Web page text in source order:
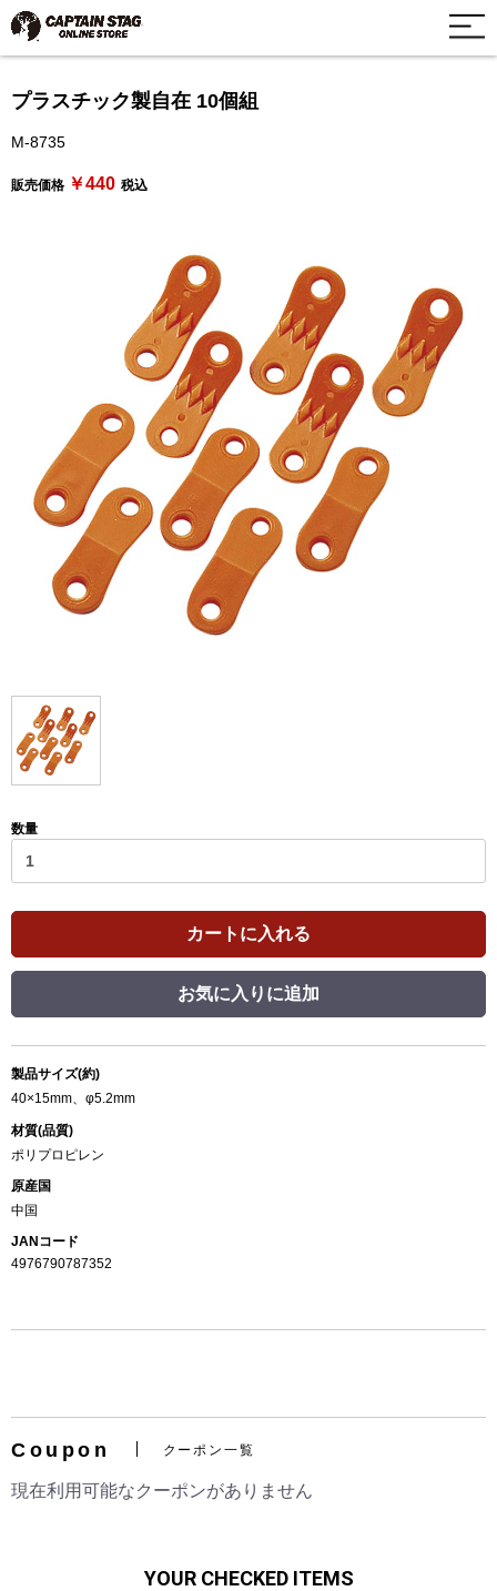
プラスチック製自在 10個組
M-8735
販売価格 ￥440 税込
数量
カートに入れる
お気に入りに追加
製品サイズ(約)
40×15mm、φ5.2mm
材質(品質)
ポリプロピレン
原産国
中国
JANコード
4976790787352
Coupon クーポン一覧
現在利用可能なクーポンがありません
YOUR CHECKED ITEMS